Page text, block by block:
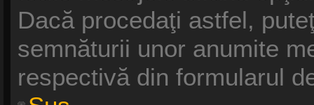
Dacă procedaţi astfel,
semnăturii unor anumite
respectivă din formularul